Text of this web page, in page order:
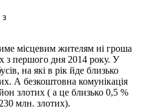
місцевим жителям ні гроша
з першого дня 2014 року. У
на які в рік йде близько
А безкоштовна комунікація
злотих ( а це близько 0,5 %
млн. злотих).